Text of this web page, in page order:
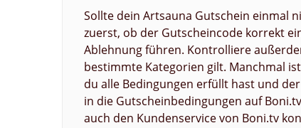
Sollte dein Artsauna Gutschein einmal
zuerst, ob der Gutscheincode korrekt
Ablehnung führen. Kontrolliere
bestimmte Kategorien gilt. Manchmal
du alle Bedingungen erfüllt hast und
in die Gutscheinbedingungen auf
auch den Kundenservice von Boni.tv